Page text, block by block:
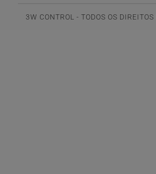
3W CONTROL - TODOS OS DIREITOS